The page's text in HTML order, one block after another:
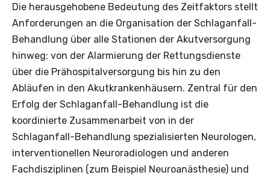
Die herausgehobene Bedeutung des Zeitfaktors stellt
Anforderungen an die Organisation der Schlaganfall-
Behandlung über alle Stationen der Akutversorgung
hinweg: von der Alarmierung der Rettungsdienste
über die Prähospitalversorgung bis hin zu den
Abläufen in den Akutkrankenhäusern. Zentral für den
Erfolg der Schlaganfall-Behandlung ist die
koordinierte Zusammenarbeit von in der
Schlaganfall-Behandlung spezialisierten Neurologen,
interventionellen Neuroradiologen und anderen
Fachdisziplinen (zum Beispiel Neuroanästhesie) und